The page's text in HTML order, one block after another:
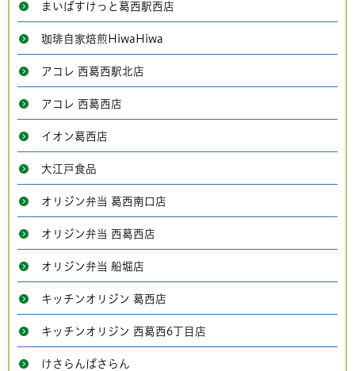
まいばすけっと葛西駅西店
珈琲自家焙煎HiwaHiwa
アコレ 西葛西駅北店
アコレ 西葛西店
イオン葛西店
大江戸食品
オリジン弁当 葛西南口店
オリジン弁当 西葛西店
オリジン弁当 船堀店
キッチンオリジン 葛西店
キッチンオリジン 西葛西6丁目店
けさらんぱさらん